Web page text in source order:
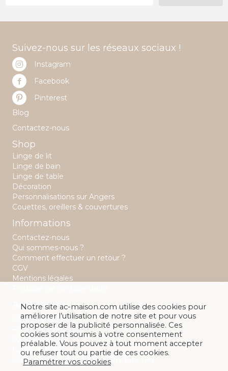
Suivez-nous sur les réseaux sociaux !
Instagram
Facebook
Pinterest
Blog
Contactez-nous
Shop
Linge de lit
Linge de bain
Linge de table
Décoration
Personnalisations sur Angers
Couettes, oreillers & couvertures
Informations
Contactez-nous
Qui sommes-nous ?
Comment effectuer un retour ?
CGV
Mentions légales
A&C Maison
22 rue Saint Aubin
49 100 Angers
02 41 88 28 32
Lundi : 14h -19h
Mardi au samedi : 10h00 - 13h / 14h- 19h
Notre site ac-maison.com utilise des cookies pour
améliorer l’utilisation de notre site et pour vous
proposer de la publicité personnalisée. Ces
cookies sont soumis à votre consentement
préalable. Vous pouvez à tout moment accepter
ou refuser tout ou partie de ces cookies.
Paramétrer vos cookies